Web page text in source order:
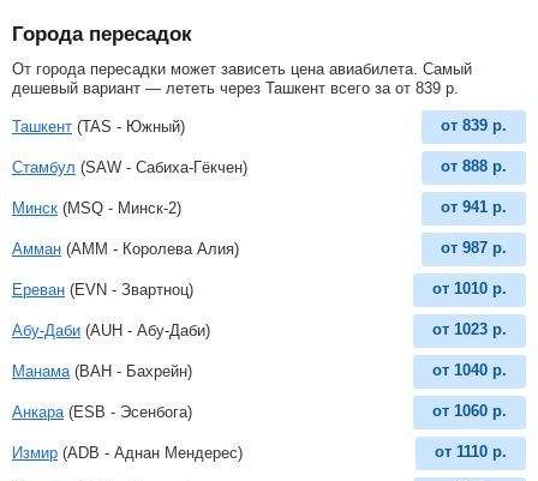
Города пересадок
От города пересадки может зависеть цена авиабилета. Самый
дешевый вариант — лететь через Ташкент всего за от 839 р
Ташкент (TAS - Южный) от 839 р.
Стамбул (SAW - Сабиха-Гёкчен) от 888 р.
Минск (MSQ - Минск-2) от 941 р.
Амман (AMM - Королева Алия) от 987 р.
Ереван (EVN - Звартноц) от 1010 р.
Абу-Даби (AUH - Абу-Даби) от 1023 р.
Манама (BAH - Бахрейн) от 1040 р.
Анкара (ESB - Эсенбога) от 1060 р.
Измир (ADB - Аднан Мендерес) от 1110 р.